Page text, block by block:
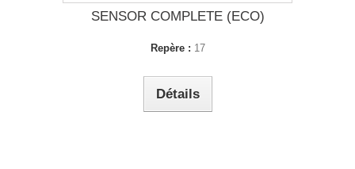
SENSOR COMPLETE (ECO)
Repère : 17
Détails